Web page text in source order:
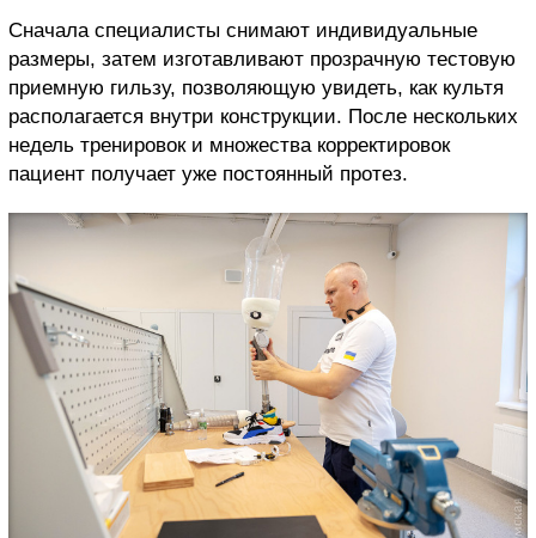
Сначала специалисты снимают индивидуальные
размеры, затем изготавливают прозрачную тестовую
приемную гильзу, позволяющую увидеть, как культя
располагается внутри конструкции. После нескольких
недель тренировок и множества корректировок
пациент получает уже постоянный протез.